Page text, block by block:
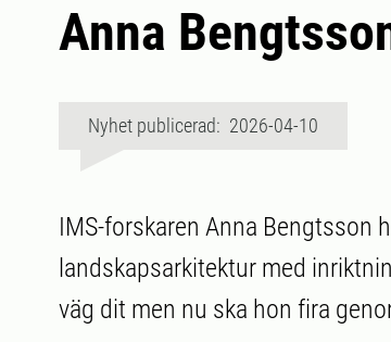
Anna
Nyhet publicerad: 2026-04-10
IMS-forskaren Anna Bengtsson
landskapsarkitektur med
väg dit men nu ska hon fira